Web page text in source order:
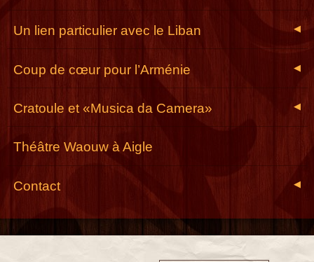
◀
Un lien particulier avec le Liban
◀
Coup de cœur pour l’Arménie
◀
Cratoule et «Musica da Camera»
Théâtre Waouw à Aigle
◀
Contact